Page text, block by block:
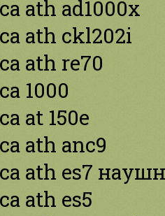
ath ad1000x
ath ckl202i
ath re70
1000
at 150e
ath anc9
ath es7
ath es5